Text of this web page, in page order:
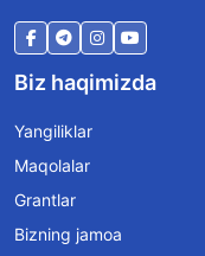
Biz haqimizda
Yangiliklar
Maqolalar
Grantlar
Bizning jamoa